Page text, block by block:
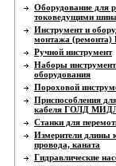
Оборудование для
токоведущими
Инструмент и
монтажа
Ручной инструмент
Наборы
оборудования
Пороховой
Приспособления
кабеля ГОЛД
Станки для
Измерители длины
провода, каната
Гидравлические